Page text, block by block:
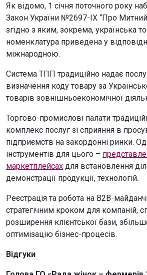
Як відомо, 1 січня поточного року
Закон України №2697-IX “Про Митний
згідно з яким, зокрема, українська
номенклатура приведена у
міжнародною.
Система ТПП традиційно надає
визначення коду товару за
товарів зовнішньоекономічної
Торгово-промислові палати
комплекс послуг зі сприяння в
підприємств на закордонні ринки.
інструментів для цього –
маркетплейсах для встановлення
демонстрації продукції, технологій.
Реєстрація та робота на B2B-
стратегічним кроком для компаній,
розширення клієнтської бази,
оптимізацію бізнес-процесів.
Відгуки